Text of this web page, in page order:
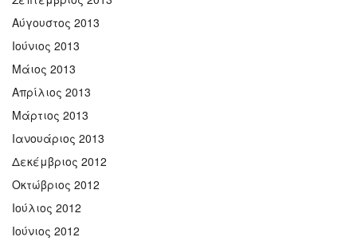
Αύγουστος 2013
Ιούνιος 2013
Μάιος 2013
Απρίλιος 2013
Μάρτιος 2013
Ιανουάριος 2013
Δεκέμβριος 2012
Οκτώβριος 2012
Ιούλιος 2012
Ιούνιος 2012